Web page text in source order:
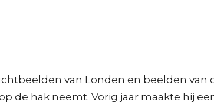
van Londen en beelden van
de hak neemt. Vorig jaar maakte hij